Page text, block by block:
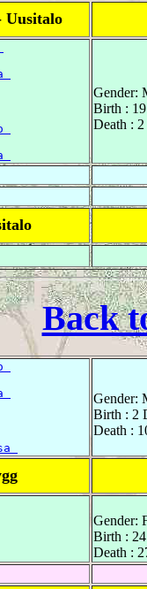
Uusitalo
Gender:
Birth :
Death :
Back
Gender:
Birth : 2
Death :
Gender:
Birth :
Death :